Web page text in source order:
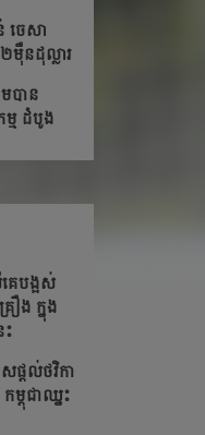
ចេសា
ម៉ឺនដុល្លារ​
បាន
ម ដំបូង
េបង្អស់​
ង ក្នុង
ះ
ផ្ដល់​ថវិកា​
ម្ពុជា​​ឈ្នះ​​